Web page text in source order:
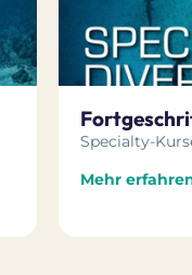
Specialty-
Mehr